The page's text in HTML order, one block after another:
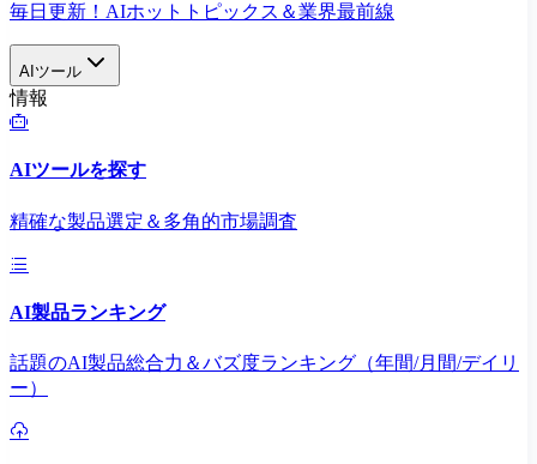
毎日更新！AIホットトピックス＆業界最前線
AIツール
情報
AIツールを探す
精確な製品選定＆多角的市場調査
AI製品ランキング
話題のAI製品総合力＆バズ度ランキング（年間/月間/デイリ
ー）